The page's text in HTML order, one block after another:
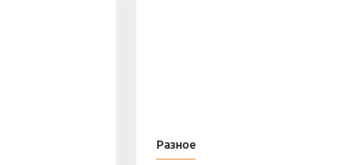
Разное